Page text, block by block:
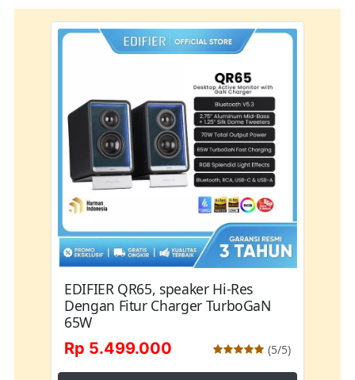
EDIFIER QR65, speaker Hi-Res
Dengan Fitur Charger TurboGaN
65W
Rp 5.499.000
(5/5)